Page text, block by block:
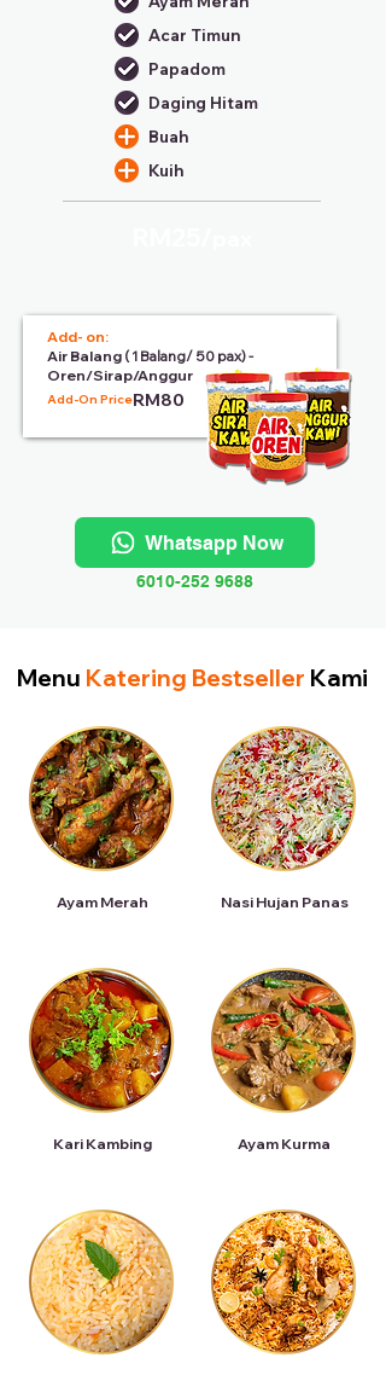
Acar Timun
Papadom
Daging Hitam
Buah
Kuih
Add- on:
Air Balang ( 1 Balang/ 50 pax) -
Oren/Sirap/Anggur
Add-On Price:RM80
Whatsapp Now
6010-252 9688
Menu Katering Bestseller Kami
Ayam Merah
Kari Kambing
Nasi Hujan Panas
Ayam Kurma